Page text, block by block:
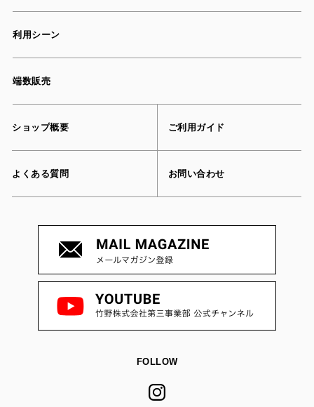
利用シーン
端数販売
ショップ概要 ご利用ガイド
よくある質問 お問い合わせ
FOLLOW